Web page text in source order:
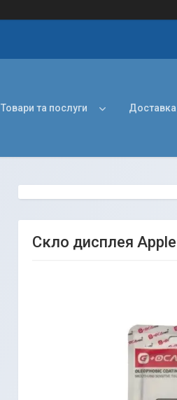
Товари та послуги Доставка
Скло дисплея